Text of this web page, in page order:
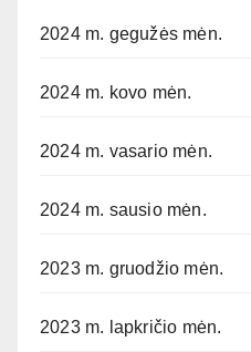
2024 m. gegužės mėn.
2024 m. kovo mėn.
2024 m. vasario mėn.
2024 m. sausio mėn.
2023 m. gruodžio mėn.
2023 m. lapkričio mėn.